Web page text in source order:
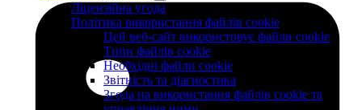
Ліцензійна угода
Політика використання файлів cookie
Цей веб-сайт використовує файли cookie
Типи файлів cookie
Необхідні файли cookie
Звітність та діагностика
Згода на використання файлів cookie та